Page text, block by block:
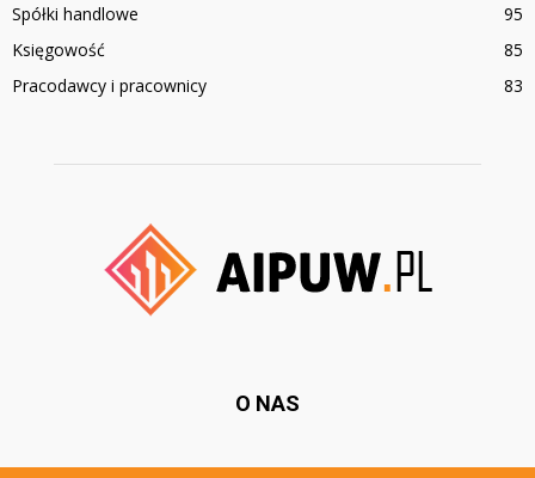
Spółki handlowe
95
Księgowość
85
Pracodawcy i pracownicy
83
O NAS